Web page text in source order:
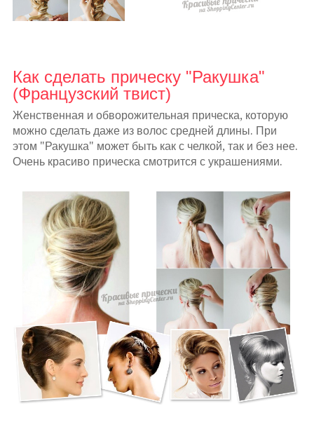
Как сделать прическу "Ракушка"
(Французский твист)
Женственная и обворожительная прическа, которую
можно сделать даже из волос средней длины. При
этом "Ракушка" может быть как с челкой, так и без нее.
Очень красиво прическа смотрится с украшениями.